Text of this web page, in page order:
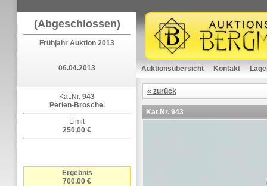
(Abgeschlossen)
Frühjahr Auktion 2013
06.04.2013
Kat.Nr. 943
Perlen-Brosche.
Limit
250,00 €
Ergebnis
700,00 €
Auktionsübersicht Kontakt
« zurück
Kat.Nr. 943